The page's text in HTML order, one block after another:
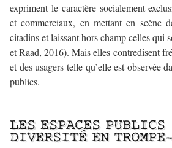
expriment le caractère socialement
et commerciaux, en mettant en scène
citadins et laissant hors champ celles qui
et Raad, 2016). Mais elles contredisent
et des usagers telle qu’elle est observée
publics.
LES ESPACES
DIVERSITÉ EN